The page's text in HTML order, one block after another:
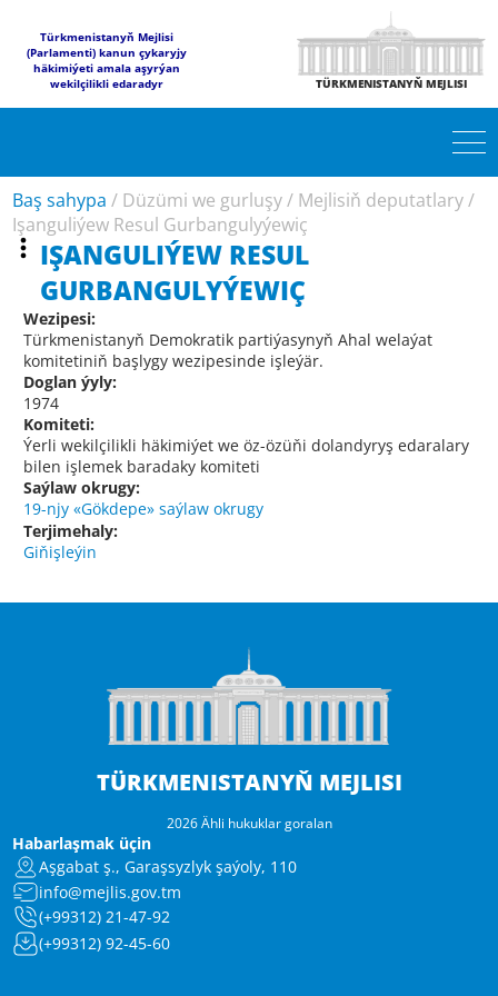
Türkmenistanyň Mejlisi
(Parlamenti) kanun çykaryjy
häkimiýeti amala aşyrýan
wekilçilikli edaradyr
TÜRKMENISTANYŇ MEJLISI
Baş sahypa / Düzümi we gurluşy/ Mejlisiň deputatlary/
Işanguliýew Resul Gurbangulyýewiç
IŞANGULIÝEW RESUL
GURBANGULYÝEWIÇ
Wezipesi:
Türkmenistanyň Demokratik partiýasynyň Ahal welaýat
komitetiniň başlygy wezipesinde işleýär.
Doglan ýyly:
1974
Komiteti:
Ýerli wekilçilikli häkimiýet we öz-özüňi dolandyryş edaralary
bilen işlemek baradaky komiteti
Saýlaw okrugy:
19-njy «Gökdepe» saýlaw okrugy
Terjimehaly:
Giňişleýin
TÜRKMENISTANYŇ MEJLISI
2026 Ähli hukuklar goralan
Habarlaşmak üçin
Aşgabat ş., Garaşsyzlyk şaýoly, 110
info@mejlis.gov.tm
(+99312) 21-47-92
(+99312) 92-45-60